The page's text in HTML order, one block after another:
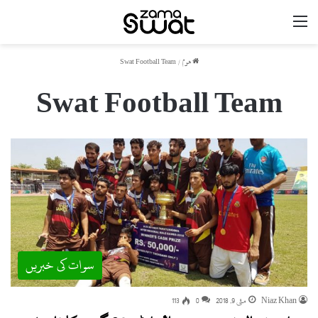
ھوم /
Swat Football Team
Swat Football Team
سوات کی خبریں
Niaz Khan مئی 9, 2018 0
113